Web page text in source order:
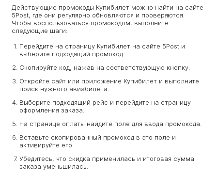
Действующие промокоды Купибилет можно найти на сайте
5Post, где они регулярно обновляются и проверяются.
Чтобы воспользоваться промокодом, выполните
следующие шаги:
Перейдите на страницу Купибилет на сайте 5Post и
выберите подходящий промокод.
Скопируйте код, нажав на соответствующую кнопку.
Откройте сайт или приложение Купибилет и выполните
поиск нужного авиабилета.
Выберите подходящий рейс и перейдите на страницу
оформления заказа.
На странице оплаты найдите поле для ввода промокода.
Вставьте скопированный промокод в это поле и
активируйте его.
Убедитесь, что скидка применилась и итоговая сумма
заказа уменьшилась.